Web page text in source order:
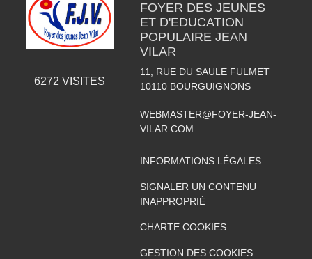
6272 VISITES
FOYER DES JEUNES
ET D'EDUCATION
POPULAIRE JEAN
VILAR
11, RUE DU SAULE FULMET
10110 BOURGUIGNONS
WEBMASTER@FOYER-JEAN-
VILAR.COM
INFORMATIONS LÉGALES
SIGNALER UN CONTENU
INAPPROPRIÉ
CHARTE COOKIES
GESTION DES COOKIES